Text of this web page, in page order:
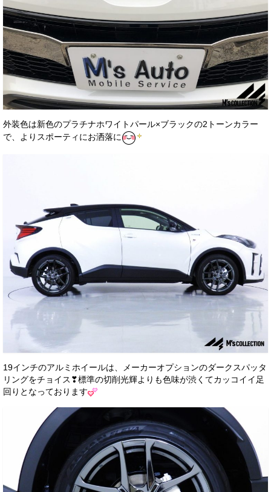
外装色は新色のプラチナホワイトパール×ブラックの2トーンカラー
で、よりスポーティにお洒落に
19インチのアルミホイールは、メーカーオプションのダークスパッタ
リングをチョイス❣標準の切削光輝よりも色味が渋くてカッコイイ足
回りとなっております